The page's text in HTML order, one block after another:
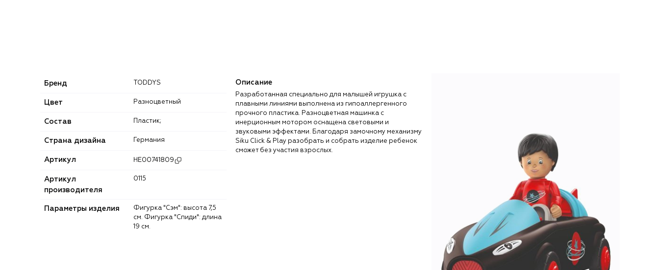
Бренд TODDYS
Цвет Разноцветный
Состав Пластик;
Страна дизайна Германия
Артикул HE00741809
Артикул
производителя
0115
Параметры изделия
Фигурка "Сэм": высота 7,5
см. Фигурка "Спиди": длина
19 см.
Описание
Разработанная специально для малышей игрушка с
плавными линиями выполнена из гипоаллергенного
прочного пластика. Разноцветная машинка с
инерционным мотором оснащена световыми и
звуковыми эффектами. Благодаря замочному механизму
Siku Click & Play разобрать и собрать изделие ребенок
сможет без участия взрослых.